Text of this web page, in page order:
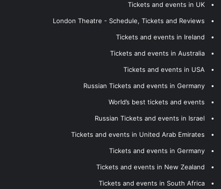
Tickets and events in UK
London Theatre - Schedule, Tickets and Reviews
Tickets and events in Ireland
Tickets and events in Australia
Tickets and events in USA
Russian Tickets and events in Germany
World’s best tickets and events
Russian Tickets and events in Israel
Tickets and events in United Arab Emirates
Tickets and events in Germany
Tickets and events in New Zealand
Tickets and events in South Africa